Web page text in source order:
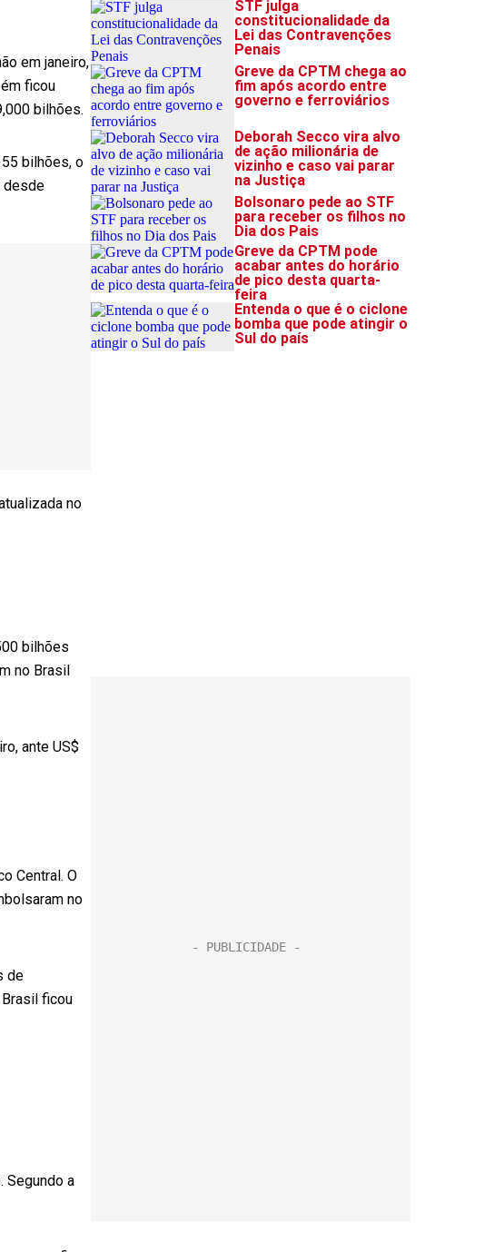
em janeiro,
ficou
bilhões.
bilhões, o
desde
no
bilhões
no Brasil
ante US$
Central. O
no
de
ficou
Segundo a